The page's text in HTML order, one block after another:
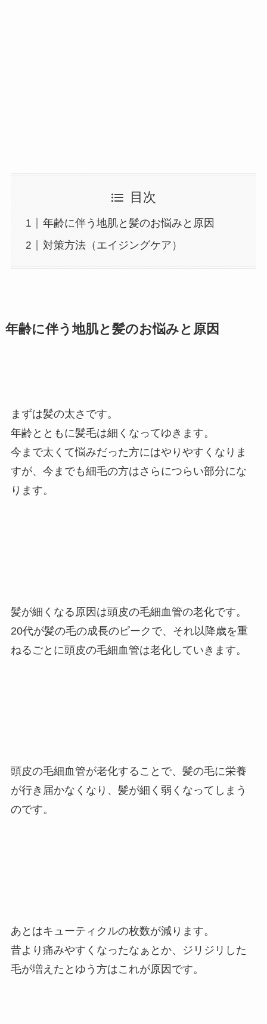
目次
年齢に伴う地肌と髪のお悩みと原因
対策方法（エイジングケア）
年齢に伴う地肌と髪のお悩みと原因
まずは髪の太さです。
年齢とともに髪毛は細くなってゆきます。
今まで太くて悩みだった方にはやりやすくなりま
すが、今までも細毛の方はさらにつらい部分にな
ります。
髪が細くなる原因は頭皮の毛細血管の老化です。
20代が髪の毛の成長のピークで、それ以降歳を重
ねるごとに頭皮の毛細血管は老化していきます。
頭皮の毛細血管が老化することで、髪の毛に栄養
が行き届かなくなり、髪が細く弱くなってしまう
のです。
あとはキューティクルの枚数が減ります。
昔より痛みやすくなったなぁとか、ジリジリした
毛が増えたとゆう方はこれが原因です。